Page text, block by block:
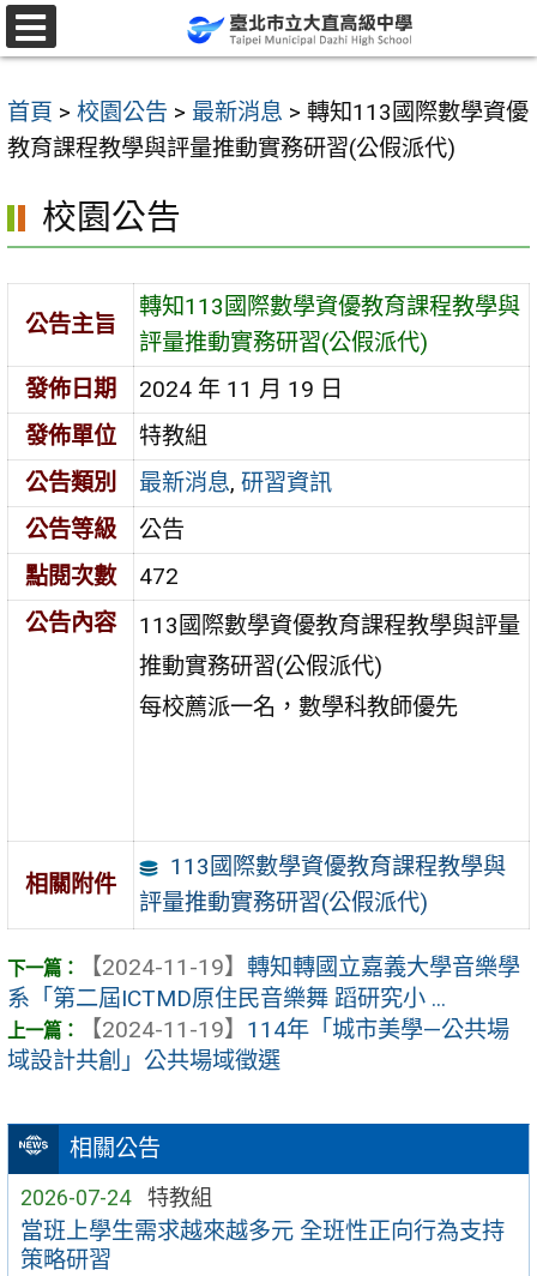
跳
至
要
內
區
首頁 > 校園公告 > 最新消息 > 轉知113國際數學資優
教育課程教學與評量推動實務研習(公假派代)
相關公告
2026-07-24 特教組
當班上學生需求越來越多元 全班性正向行為支持
策略研習
校園公告
公告主旨
轉知113國際數學資優教育課程教學與
評量推動實務研習(公假派代)
發佈日期
2024 年 11 月 19 日
發佈單位
特教組
公告類別
最新消息,研習資訊
公告等級
公告
點閱次數
472
公告內容
113國際數學資優教育課程教學與評量
推動實務研習(公假派代)
每校薦派一名，數學科教師優先
相關附件
113國際數學資優教育課程教學與
評量推動實務研習(公假派代)
【2024-11-19】 轉知轉國立嘉義大學音樂學
系「第二屆ICTMD原住民音樂舞 蹈研究小 ...
【2024-11-19】 114年「城市美學—公共場
域設計共創」公共場域徵選
選
單